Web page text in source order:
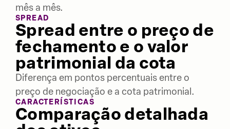
mês a mês.
SPREAD
Spread entre o preço de
fechamento e o valor
patrimonial da cota
Diferença em pontos percentuais entre o
preço de negociação e a cota patrimonial.
CARACTERÍSTICAS
Comparação detalhada